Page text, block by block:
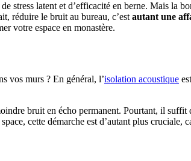
stress latent et d’efficacité en berne. Mais la
réduire le bruit au bureau, c’est autant une
votre espace en monastère.
vos murs ? En général, l’isolation acoustique est
bruit en écho permanent. Pourtant, il suffit
cette démarche est d’autant plus cruciale,